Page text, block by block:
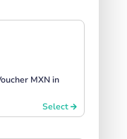
MXN in
Select